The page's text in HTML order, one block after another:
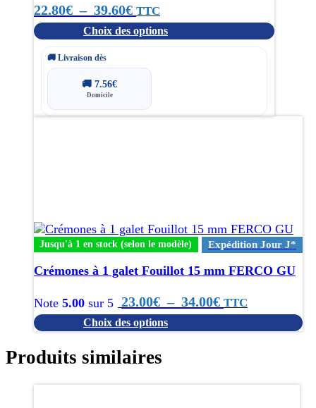
22.80€ – 39.60€Plage
de
à
TTC
Choix des options
peuvent
être
choisies
sur
produit
🚚 Livraison dès
🚚 7.56€
Domicile
Jusqu'à 1 en stock (selon le modèle) Expédition Jour J*
Crémones à 1 galet Fouillot 15 mm FERCO GU
Note 5.00 sur 5 23.00€ – 34.00€Plage
TTC
Choix des options
peuvent
être
choisies
sur
page
du
produit
Produits similaires